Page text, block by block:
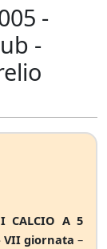
-
-
CALCIO A 5
VII giornata –